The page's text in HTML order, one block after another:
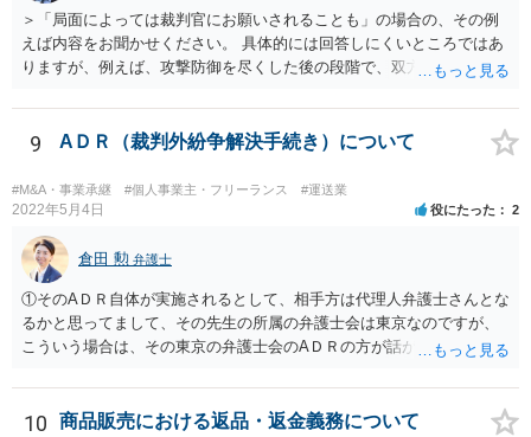
＞「局面によっては裁判官にお願いされることも」の場合の、その例
えば内容をお聞かせください。 具体的には回答しにくいところではあ
りますが、例えば、攻撃防御を尽くした後の段階で、双方代理人同士
互譲の精神がみられ、あとは金額面を詰めるだけといったような場合
などです。 ＞「双方に露骨に」について、片方だけなら負けの宣告も
訴ということになるのでしょうか？。 ＞また、その宣告も「負ける可
能性があります」という場合でも「敗訴」との解釈で良いのでしょう
か？。 こちらもなかなか難しいご質問ですが、裁判官も嘘の心証を開
示するということはあり得ない（あってはならない）ので、一方当事
者にそのように宣告しているのであれば、敗訴可能性が高いというこ
とにはなるでしょう。「負ける可能性がある」という点が全部敗訴な
のか一部敗訴なのかは何とも言えませんが、そのように言われている
のであれば、不利な判決がなされ得る当事者ということになります。
くまで確認的になされるものとよく言われています。） いずれにしま
9 AＤＲ（裁判外紛争解決手続き）について
#M&A・事業承継 #個人事業主・フリーランス #運送業
2022年5月4日 役にたった 2
倉田 勲 弁護士
①そのAＤＲ自体が実施されるとして、相手方は代理人弁護士さんとな
るかと思ってまして、その先生の所属の弁護士会は東京なのですが、
こういう場合は、その東京の弁護士会のAＤＲの方が話がまとまり易い
す。 ②各弁護士会のAＤＲの成立手数料について、「双方で負担」と
書いてる場合がありますが、もしかして、書いて無い場合は申し立て
10 商品販売における返品・返金義務について